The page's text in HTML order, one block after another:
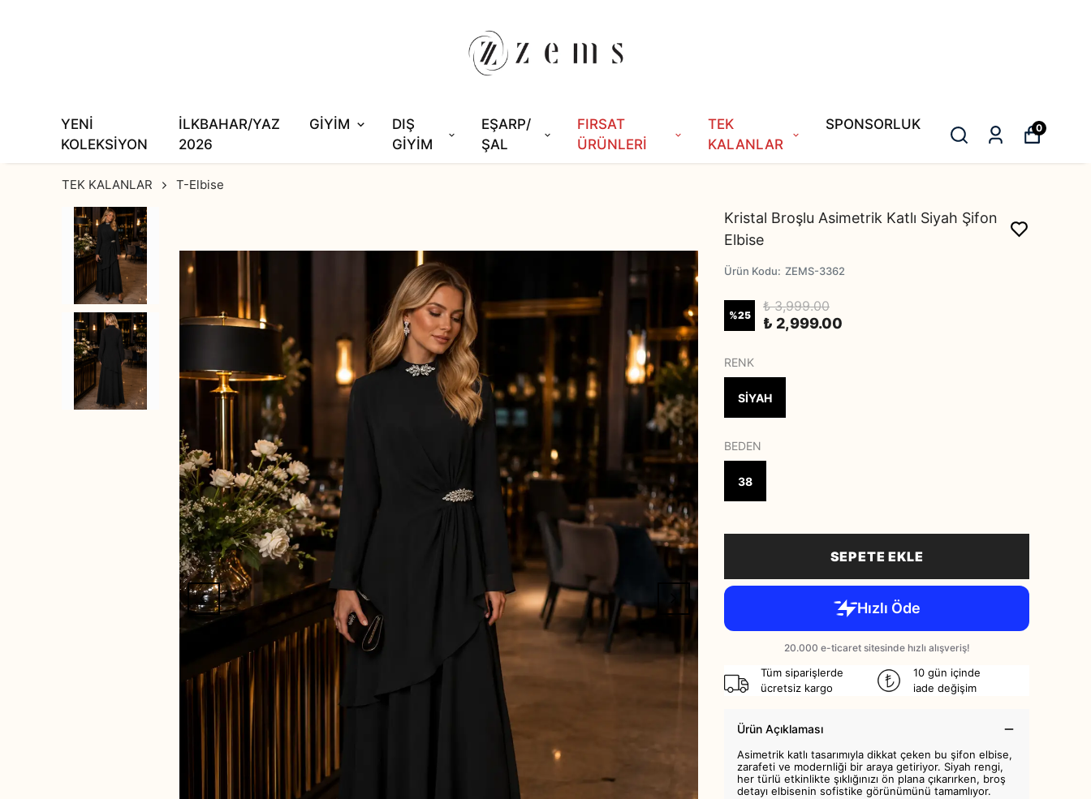
YENİ
KOLEKSİYON
İLKBAHAR/YAZ
2026
GİYİM
DIŞ
GİYİM
EŞARP/
ŞAL
FIRSAT
ÜRÜNLERİ
TEK
KALANLAR
SPONSORLUK 0
TEK KALANLAR T-Elbise
Kristal Broşlu Asimetrik Katlı Siyah Şifon
Elbise
Ürün Kodu: ZEMS-3362
%25
₺ 3,999.00
₺ 2,999.00
RENK
SİYAH
BEDEN
38
SEPETE EKLE
Tüm siparişlerde
ücretsiz kargo
10 gün içinde
iade değişim
Ürün Açıklaması
Asimetrik katlı tasarımıyla dikkat çeken bu şifon elbise,
zarafeti ve modernliği bir araya getiriyor. Siyah rengi,
her türlü etkinlikte şıklığınızı ön plana çıkarırken, broş
detayı elbisenin sofistike görünümünü tamamlıyor.